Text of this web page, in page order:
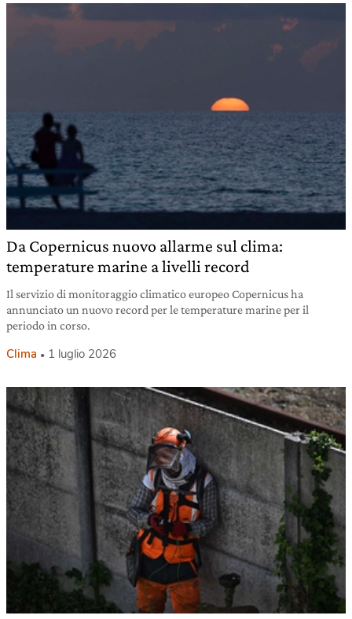
Da Copernicus nuovo allarme sul clima:
temperature marine a livelli record
Il servizio di monitoraggio climatico europeo Copernicus ha
annunciato un nuovo record per le temperature marine per il
periodo in corso.
Clima 1 luglio 2026